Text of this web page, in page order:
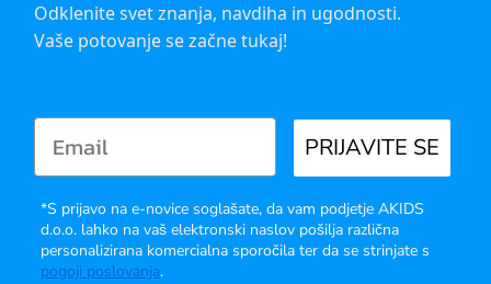
Odklenite svet znanja, navdiha in ugodnosti.
Vaše potovanje se začne tukaj!
PRIJAVITE SE
*S prijavo na e-novice soglašate, da vam podjetje AKIDS
d.o.o. lahko na vaš elektronski naslov pošilja različna
personalizirana komercialna sporočila ter da se strinjate s
pogoji poslovanja.